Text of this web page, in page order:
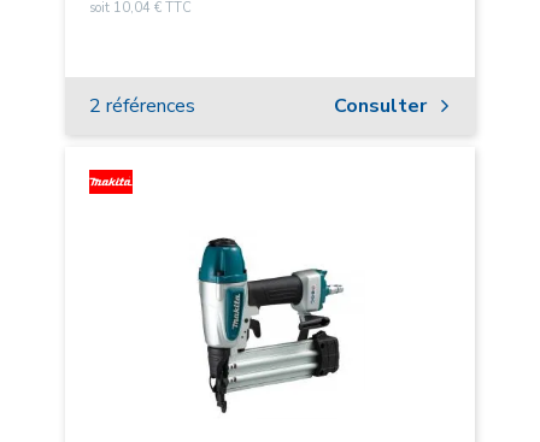
soit 10,04 € TTC
2 références Consulter